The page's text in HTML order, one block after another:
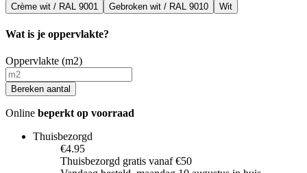
Crème wit / RAL 9001 Gebroken wit / RAL 9010 Wit
Wat is je oppervlakte?
Oppervlakte (m2)
Bereken aantal
Online beperkt op voorraad
Thuisbezorgd
€4.95
Thuisbezorgd gratis vanaf €50